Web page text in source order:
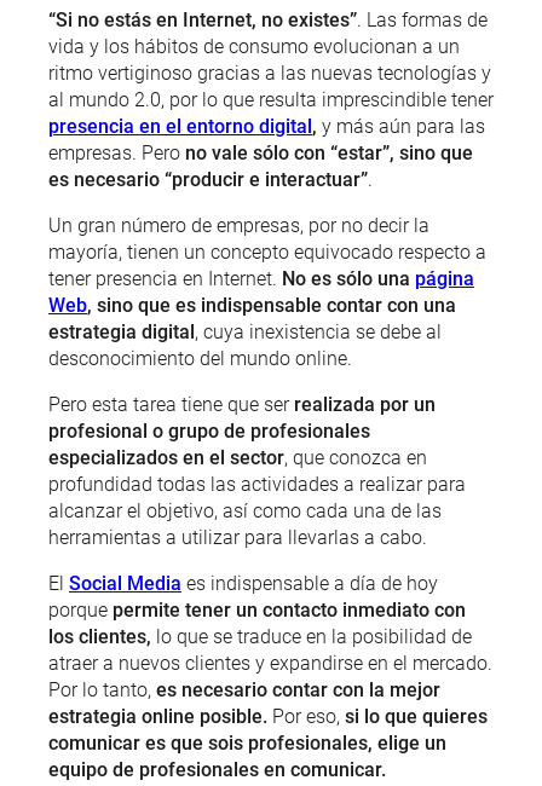
“Si no estás en Internet, no existes”. Las formas de
vida y los hábitos de consumo evolucionan a un
ritmo vertiginoso gracias a las nuevas tecnologías y
al mundo 2.0, por lo que resulta imprescindible tener
presencia en el entorno digital, y más aún para las
empresas. Pero no vale sólo con “estar”, sino que
es necesario “producir e interactuar”.
Un gran número de empresas, por no decir la
mayoría, tienen un concepto equivocado respecto a
tener presencia en Internet. No es sólo una página
Web, sino que es indispensable contar con una
estrategia digital, cuya inexistencia se debe al
desconocimiento del mundo online.
Pero esta tarea tiene que ser realizada por un
profesional o grupo de profesionales
especializados en el sector, que conozca en
profundidad todas las actividades a realizar para
alcanzar el objetivo, así como cada una de las
herramientas a utilizar para llevarlas a cabo.
El Social Media es indispensable a día de hoy
porque permite tener un contacto inmediato con
los clientes, lo que se traduce en la posibilidad de
atraer a nuevos clientes y expandirse en el mercado.
Por lo tanto, es necesario contar con la mejor
estrategia online posible. Por eso, si lo que quieres
comunicar es que sois profesionales, elige un
equipo de profesionales en comunicar.